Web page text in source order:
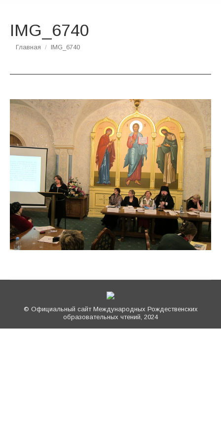
IMG_6740
Вы здесь:
Главная IMG_6740
© Официальный сайт Международных Рождественских
образовательных чтений, 2024